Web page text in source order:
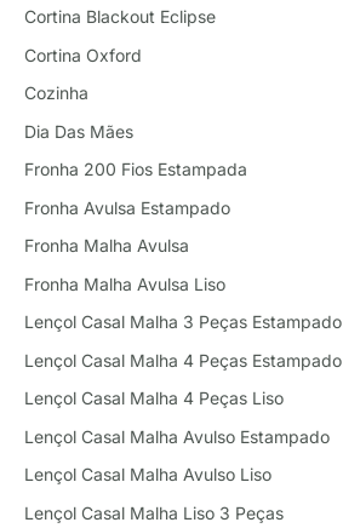
Cortina Blackout Eclipse
Cortina Oxford
Cozinha
Dia Das Mães
Fronha 200 Fios Estampada
Fronha Avulsa Estampado
Fronha Malha Avulsa
Fronha Malha Avulsa Liso
Lençol Casal Malha 3 Peças Estampado
Lençol Casal Malha 4 Peças Estampado
Lençol Casal Malha 4 Peças Liso
Lençol Casal Malha Avulso Estampado
Lençol Casal Malha Avulso Liso
Lençol Casal Malha Liso 3 Peças